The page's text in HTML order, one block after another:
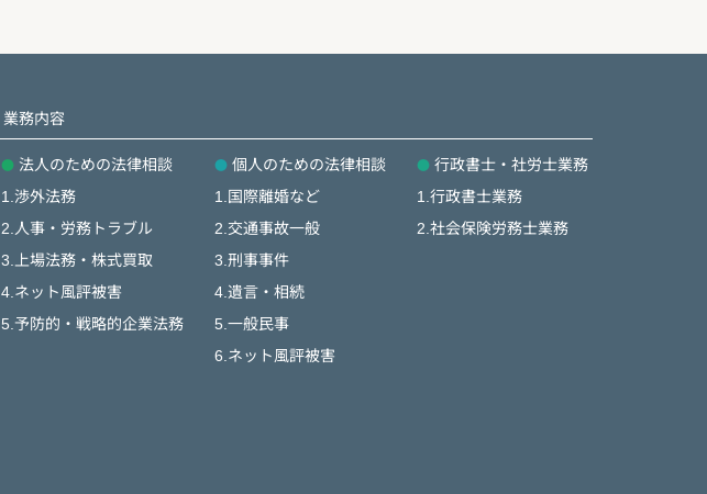
業務内容
法人のための法律相談
1.渉外法務
2.人事・労務トラブル
3.上場法務・株式買取
4.ネット風評被害
5.予防的・戦略的企業法務
個人のための法律相談
1.国際離婚など
2.交通事故一般
3.刑事事件
4.遺言・相続
5.一般民事
6.ネット風評被害
行政書士・社労士業務
1.行政書士業務
2.社会保険労務士業務